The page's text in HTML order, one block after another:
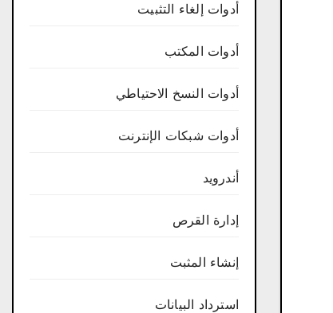
أدوات إلغاء التثبيت
أدوات المكتب
أدوات النسخ الاحتياطي
أدوات شبكات الإنترنت
أندرويد
إدارة القرص
إنشاء المثبت
استرداد البيانات